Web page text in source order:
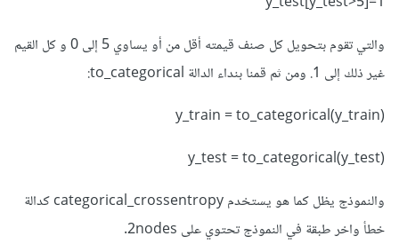
والتي تقوم بتحويل كل صنف قيمته أقل من أو يساوي 5 إلى 0 و كل القيم
غير ذلك إلى 1. ومن ثم قمنا بنداء الدالة to_categorical:
y_train = to_categorical(y_train)
y_test = to_categorical(y_test)
والنموذج يظل كما هو يستخدم categorical_crossentropy كدالة
خطأ واخر طبقة في النموذج تحتوي على 2nodes.